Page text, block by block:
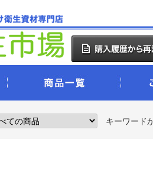
キーワード